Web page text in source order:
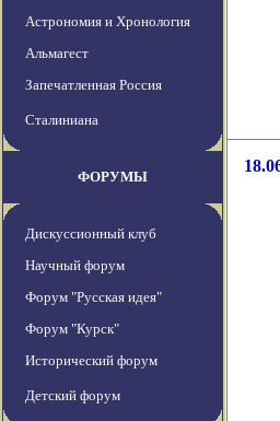
Астрономия и Хронология
Альмагест
Запечатленная Россия
Сталиниана
ФОРУМЫ
Дискуссионный клуб
Научный форум
Форум "Русская идея"
Форум "Курск"
Исторический форум
Детский форум